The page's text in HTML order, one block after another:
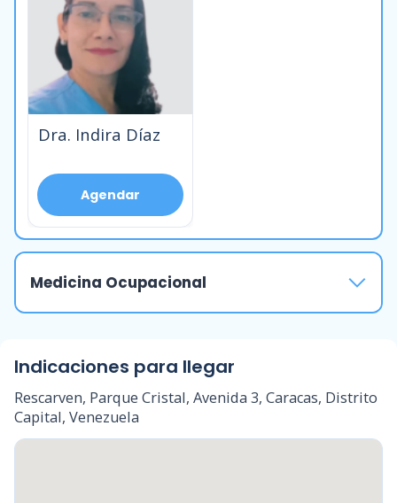
Dra. Indira Díaz
Agendar
Medicina Ocupacional
Indicaciones para llegar
Rescarven, Parque Cristal, Avenida 3, Caracas, Distrito
Capital, Venezuela